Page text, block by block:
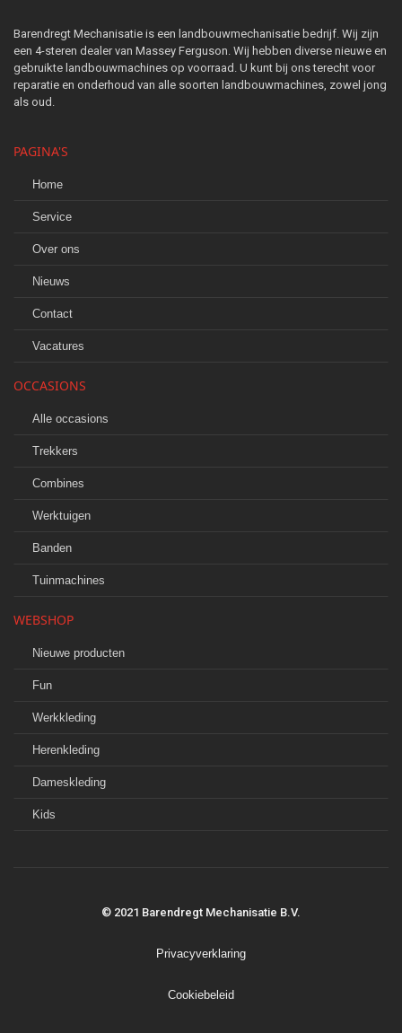
Barendregt Mechanisatie is een landbouwmechanisatie bedrijf. Wij zijn
een 4-steren dealer van Massey Ferguson. Wij hebben diverse nieuwe en
gebruikte landbouwmachines op voorraad. U kunt bij ons terecht voor
reparatie en onderhoud van alle soorten landbouwmachines, zowel jong
als oud.
PAGINA'S
Home
Service
Over ons
Nieuws
Contact
Vacatures
OCCASIONS
Alle occasions
Trekkers
Combines
Werktuigen
Banden
Tuinmachines
WEBSHOP
Nieuwe producten
Fun
Werkkleding
Herenkleding
Dameskleding
Kids
© 2021 Barendregt Mechanisatie B.V.
Privacyverklaring
Cookiebeleid